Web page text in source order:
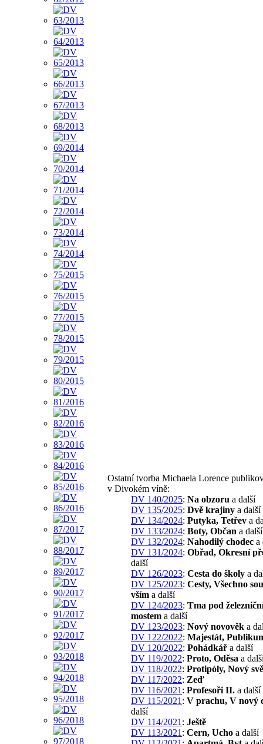
Ostatní tvorba Michaela Lorence
v Divokém víně:
DV 140/2025: Na obzoru a další
DV 135/2025: Dvě krajiny a další
DV 134/2024: Putyka, Tetřev a
DV 133/2024: Boty, Občan a další
DV 132/2024: Nahodilý chodec a
DV 131/2024: Obřad, Okresní
další
DV 126/2023: Cesta do školy a
DV 125/2023: Cesty, Všechno
vším a další
DV 124/2023: Tma pod
mostem a další
DV 123/2023: Nový novověk a
DV 122/2022: Majestát,
DV 120/2022: Pohádkář a další
DV 119/2022: Proto, Oděsa a
DV 118/2022: Protipóly, Nový
DV 117/2022: Zeď
DV 116/2021 : Profesoři II. a další
DV 115/2021 : V prachu, V nový
další
DV 114/2021 : Ještě
DV 113/2021 : Cern, Ucho a další